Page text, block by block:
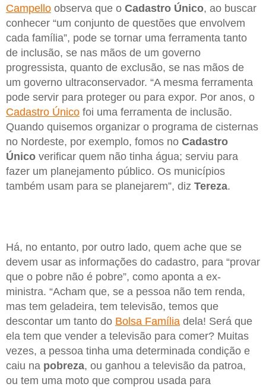
Campello observa que o Cadastro Único, ao buscar
conhecer “um conjunto de questões que envolvem
cada família”, pode se tornar uma ferramenta tanto
de inclusão, se nas mãos de um governo
progressista, quanto de exclusão, se nas mãos de
um governo ultraconservador. “A mesma ferramenta
pode servir para proteger ou para expor. Por anos, o
Cadastro Único foi uma ferramenta de inclusão.
Quando quisemos organizar o programa de cisternas
no Nordeste, por exemplo, fomos no Cadastro
Único verificar quem não tinha água; serviu para
fazer um planejamento público. Os municípios
também usam para se planejarem”, diz Tereza.
Há, no entanto, por outro lado, quem ache que se
devem usar as informações do cadastro, para “provar
que o pobre não é pobre”, como aponta a ex-
ministra. “Acham que, se a pessoa não tem renda,
mas tem geladeira, tem televisão, temos que
descontar um tanto do Bolsa Família dela! Será que
ela tem que vender a televisão para comer? Muitas
vezes, a pessoa tinha uma determinada condição e
caiu na pobreza, ou ganhou a televisão da patroa,
ou tem uma moto que comprou usada para